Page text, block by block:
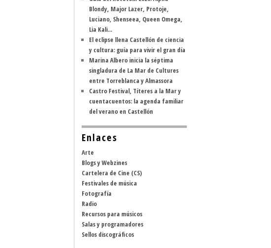
Blondy, Major Lazer, Protoje,
Luciano, Shenseea, Queen Omega,
Lia Kali...
El eclipse llena Castellón de ciencia
y cultura: guía para vivir el gran día
Marina Albero inicia la séptima
singladura de La Mar de Cultures
entre Torreblanca y Almassora
Castro Festival, Títeres a la Mar y
cuentacuentos: la agenda familiar
del verano en Castellón
Enlaces
Arte
Blogs y Webzines
Cartelera de Cine (CS)
Festivales de música
Fotografía
Radio
Recursos para músicos
Salas y programadores
Sellos discográficos